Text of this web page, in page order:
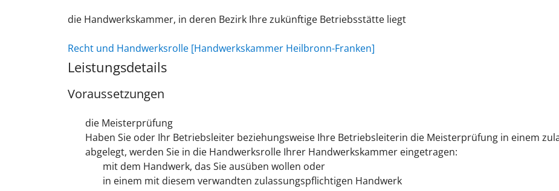
die Handwerkskammer, in deren Bezirk Ihre zukünftige Betriebsstätte liegt
Recht und Handwerksrolle [Handwerkskammer Heilbronn-Franken]
Leistungsdetails
Voraussetzungen
die Meisterprüfung
Haben Sie oder Ihr Betriebsleiter beziehungsweise Ihre Betriebsleiterin die Meisterprüfung in einem
abgelegt, werden Sie in die Handwerksrolle Ihrer Handwerkskammer eingetragen:
mit dem Handwerk, das Sie ausüben wollen oder
in einem mit diesem verwandten zulassungspflichtigen Handwerk